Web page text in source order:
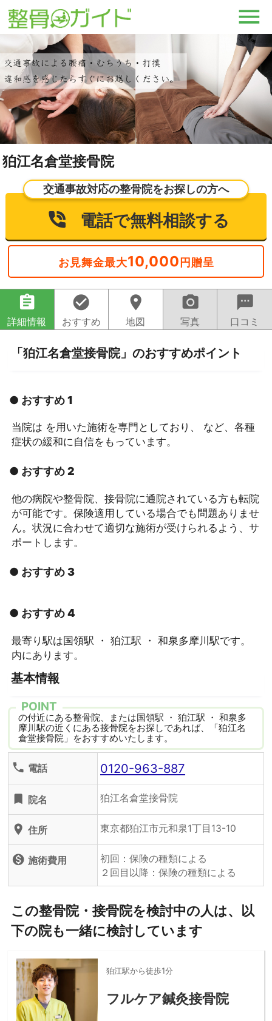
狛江名倉堂接骨院
交通事故対応の整骨院をお探しの方へ
電話で無料相談する
お見舞金最大10,000 円贈呈
assignment
詳細情報
check_circle
おすすめ
location_on
地図
camera_alt
写真
sms
口コミ
「狛江名倉堂接骨院」のおすすめポイント
● おすすめ 1
当院は を用いた施術を専門としており、 など、各種
症状の緩和に自信をもっています。
● おすすめ 2
他の病院や整骨院、接骨院に通院されている方も転院
が可能です。保険適用している場合でも問題ありませ
ん。状況に合わせて適切な施術が受けられるよう、サ
ポートします。
● おすすめ 3
● おすすめ 4
最寄り駅は国領駅 ・ 狛江駅 ・ 和泉多摩川駅です。
内にあります。
基本情報
POINT
の付近にある整骨院、または国領駅 ・ 狛江駅 ・ 和泉多
摩川駅の近くにある接骨院をお探しであれば、「狛江名
倉堂接骨院」をおすすめいたします。
phone 電話 0120-963-887
turned_in 院名 狛江名倉堂接骨院
location_on 住所 東京都狛江市元和泉1丁目13-10
monetization_on 施術費用
初回：保険の種類による
２回目以降：保険の種類による
この整骨院・接骨院を検討中の人は、以
下の院も一緒に検討しています
狛江駅から徒歩1分
フルケア鍼灸接骨院